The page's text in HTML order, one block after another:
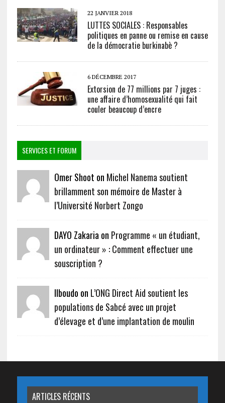
22 JANVIER 2018
LUTTES SOCIALES : Responsables
politiques en panne ou remise en cause
de la démocratie burkinabè ?
6 DÉCEMBRE 2017
Extorsion de 77 millions par 7 juges :
une affaire d’homosexualité qui fait
couler beaucoup d’encre
SERVICES ET FORUM
Omer Shoot on Michel Nanema soutient
brillamment son mémoire de Master à
l’Université Norbert Zongo
DAYO Zakaria on Programme « un étudiant,
un ordinateur » : Comment effectuer une
souscription ?
Ilboudo on L’ONG Direct Aid soutient les
populations de Sabcé avec un projet
d’élevage et d’une implantation de moulin
ARTICLES RÉCENTS